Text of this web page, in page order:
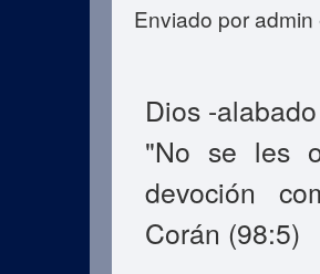
Enviado poradmin
Dios -
"No se les
devoción
Corán (98:5)